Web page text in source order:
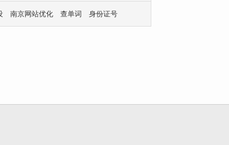
南京网站优化 查单词 身份证号